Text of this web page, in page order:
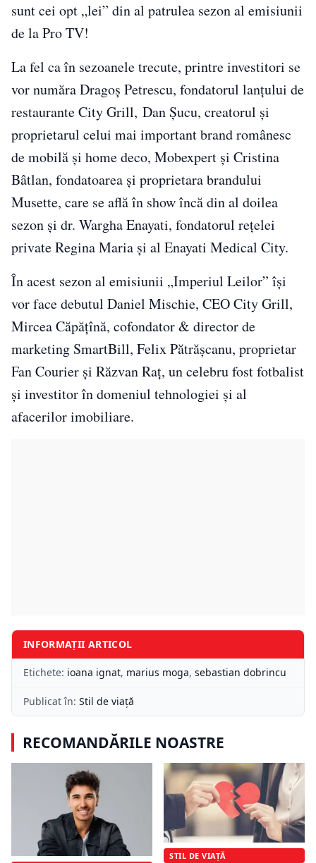
sunt cei opt „lei” din al patrulea sezon al emisiunii
de la Pro TV!
La fel ca în sezoanele trecute, printre investitori se
vor număra Dragoș Petrescu, fondatorul lanțului de
restaurante City Grill, Dan Șucu, creatorul și
proprietarul celui mai important brand românesc
de mobilă și home deco, Mobexpert și Cristina
Bâtlan, fondatoarea și proprietara brandului
Musette, care se află în show încă din al doilea
sezon și dr. Wargha Enayati, fondatorul rețelei
private Regina Maria și al Enayati Medical City.
În acest sezon al emisiunii „Imperiul Leilor” își
vor face debutul Daniel Mischie, CEO City Grill,
Mircea Căpățînă, cofondator & director de
marketing SmartBill, Felix Pătrășcanu, proprietar
Fan Courier și Răzvan Raț, un celebru fost fotbalist
și investitor în domeniul tehnologiei și al
afacerilor imobiliare.
INFORMAȚII ARTICOL
Etichete: ioana ignat, marius moga, sebastian dobrincu
Publicat în: Stil de viață
RECOMANDĂRILE NOASTRE
STIL DE VIAȚĂ